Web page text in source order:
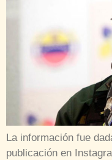
La información fue
publicación en